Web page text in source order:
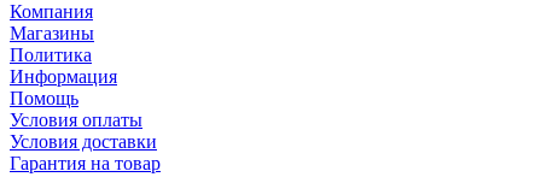
Компания
Магазины
Политика
Информация
Помощь
Условия оплаты
Условия доставки
Гарантия на товар